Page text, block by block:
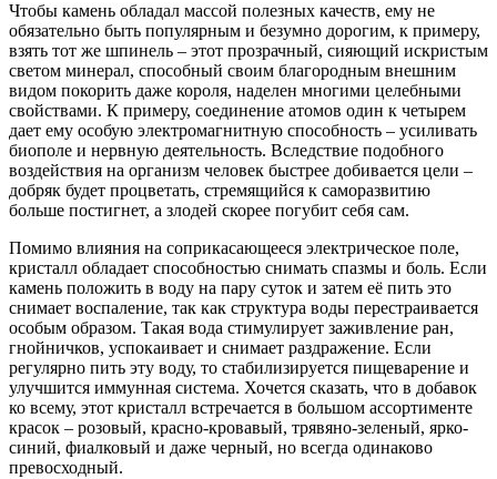
Чтобы камень обладал массой полезных качеств, ему не
обязательно быть популярным и безумно дорогим, к примеру,
взять тот же шпинель – этот прозрачный, сияющий искристым
светом минерал, способный своим благородным внешним
видом покорить даже короля, наделен многими целебными
свойствами. К примеру, соединение атомов один к четырем
дает ему особую электромагнитную способность – усиливать
биополе и нервную деятельность. Вследствие подобного
воздействия на организм человек быстрее добивается цели –
добряк будет процветать, стремящийся к саморазвитию
больше постигнет, а злодей скорее погубит себя сам.
Помимо влияния на соприкасающееся электрическое поле,
кристалл обладает способностью снимать спазмы и боль. Если
камень положить в воду на пару суток и затем её пить это
снимает воспаление, так как структура воды перестраивается
особым образом. Такая вода стимулирует заживление ран,
гнойничков, успокаивает и снимает раздражение. Если
регулярно пить эту воду, то стабилизируется пищеварение и
улучшится иммунная система. Хочется сказать, что в добавок
ко всему, этот кристалл встречается в большом ассортименте
красок – розовый, красно-кровавый, трявяно-зеленый, ярко-
синий, фиалковый и даже черный, но всегда одинаково
превосходный.